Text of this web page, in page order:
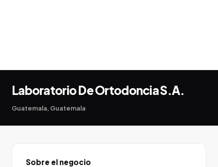
Laboratorio De Ortodoncia S.A.
Guatemala, Guatemala
Sobre el negocio